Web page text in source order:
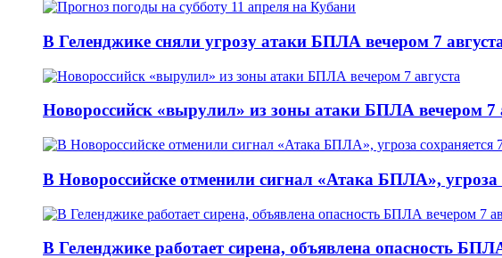
В Геленджике сняли угрозу атаки БПЛА вечером 7
Новороссийск «вырулил» из зоны атаки БПЛА вечером 7
В Новороссийске отменили сигнал «Атака БПЛА», угроза
В Геленджике работает сирена, объявлена опасность